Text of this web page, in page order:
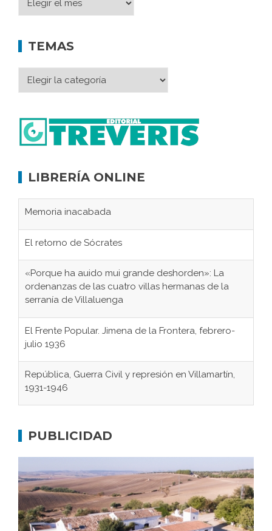
TEMAS
LIBRERÍA ONLINE
Memoria inacabada
El retorno de Sócrates
«Porque ha auido mui grande deshorden»: La
ordenanzas de las cuatro villas hermanas de la
serranía de Villaluenga
El Frente Popular. Jimena de la Frontera, febrero-
julio 1936
República, Guerra Civil y represión en Villamartín,
1931-1946
concentración nazis
Bornos
El Frente Popular. Ubrique, febrero-julio 1936
PUBLICIDAD